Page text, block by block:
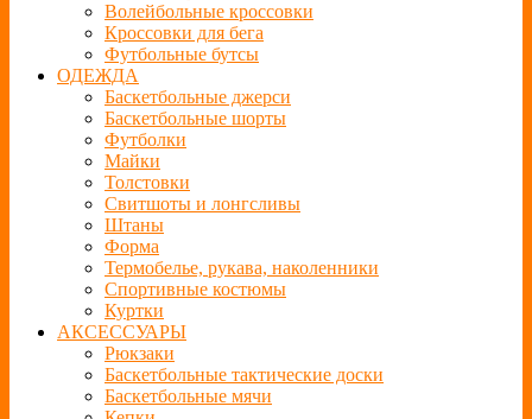
Волейбольные кроссовки
Кроссовки для бега
Футбольные бутсы
ОДЕЖДА
Баскетбольные джерси
Баскетбольные шорты
Футболки
Майки
Толстовки
Свитшоты и лонгсливы
Штаны
Форма
Термобелье, рукава, наколенники
Спортивные костюмы
Куртки
АКСЕССУАРЫ
Рюкзаки
Баскетбольные тактические доски
Баскетбольные мячи